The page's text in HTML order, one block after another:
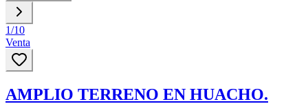
1/10
Venta
AMPLIO TERRENO EN HUACHO.